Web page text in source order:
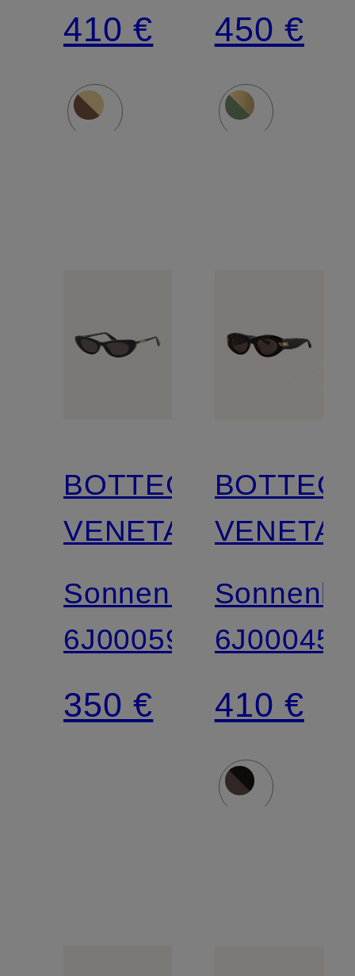
410 € 450 €
BOTTEGA
VENETA
Sonnenbrille
6J000593
350 €
VENETA
6J000451
410 €